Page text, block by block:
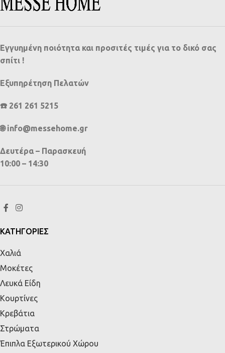
Εγγυημένη ποιότητα και προσιτές τιμές για το δικό σας
σπίτι !
Εξυπηρέτηση Πελατών
☎️ 261 261 5215
🌐 info@messehome.gr
Δευτέρα – Παρασκευή
10:00 – 14:30
ΚΑΤΗΓΟΡΙΕΣ
Χαλιά
Μοκέτες
Λευκά Είδη
Κουρτίνες
Κρεβάτια
Στρώματα
Έπιπλα Εξωτερικού Χώρου